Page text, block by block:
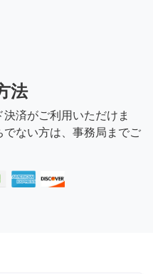
法
済がご利用いただけま
ない方は、事務局までご